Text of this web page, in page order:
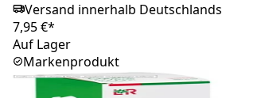
Versand innerhalb Deutschlands
7,95 €*
Auf Lager
Markenprodukt